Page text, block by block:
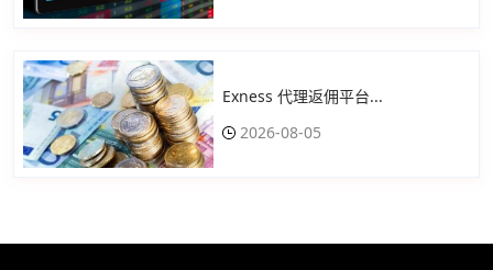
Exness 代理返佣平台...
2026-08-05